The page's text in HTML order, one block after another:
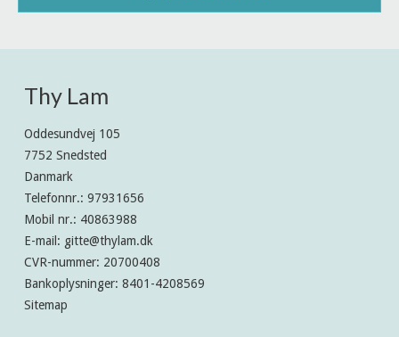
Thy Lam
Oddesundvej 105
7752 Snedsted
Danmark
Telefonnr.: 97931656
Mobil nr.: 40863988
E-mail : gitte@thylam.dk
CVR-nummer: 20700408
Bankoplysninger: 8401-4208569
Sitemap